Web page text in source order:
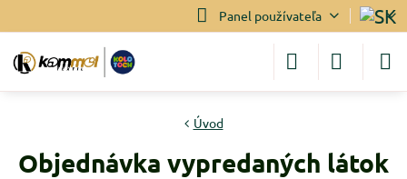
Panel používateľa
Úvod
Objednávka vypredaných látok